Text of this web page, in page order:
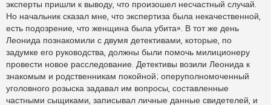
эксперты пришли к выводу, что произошел несчастный случай.
Но начальник сказал мне, что экспертиза была некачественной,
есть подозрение, что женщина была убита». В тот же день
Леонида познакомили с двумя детективами, которые, по
задумке его руководства, должны были помочь милиционеру
провести новое расследование. Детективы возили Леонида к
знакомым и родственникам покойной; оперуполномоченный
уголовного розыска задавал им вопросы, составленные
частными сыщиками, записывал личные данные свидетелей, и